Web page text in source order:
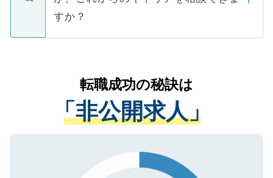
ています。
ご本人のキャリアアップおよび転職活動の
支援を目的に使用いたします。お預かりし
ているすべての個人データはご本人の許可
は、個人情報の取り扱いについての厳密な
管理基準を満たした事業者のみに付与され
る、プライバシーマークを取得済みです。
で、機密保持に関してもご安心ください。
すか？
かがいして、現在の医療機関の状況や紹介
経験をまじえながら、適切なアドバイスを
させていただきます。すぐにご転職をされ
ない方には、長期的なサポートが可能です
ので、まずはご登録ください。
転職成功の秘訣は
「非公開求人」